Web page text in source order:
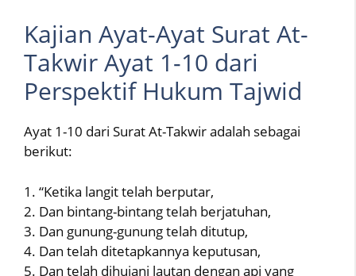
Kajian Ayat-Ayat Surat At-
Takwir Ayat 1-10 dari
Perspektif Hukum Tajwid
Ayat 1-10 dari Surat At-Takwir adalah sebagai
berikut:
1. “Ketika langit telah berputar,
2. Dan bintang-bintang telah berjatuhan,
3. Dan gunung-gunung telah ditutup,
4. Dan telah ditetapkannya keputusan,
5. Dan telah dihujani lautan dengan api yang